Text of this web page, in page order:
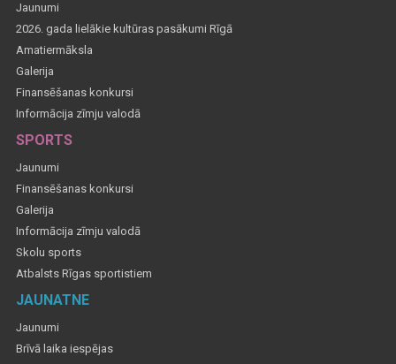
Jaunumi
2026. gada lielākie kultūras pasākumi Rīgā
Amatiermāksla
Galerija
Finansēšanas konkursi
Informācija zīmju valodā
SPORTS
Jaunumi
Finansēšanas konkursi
Galerija
Informācija zīmju valodā
Skolu sports
Atbalsts Rīgas sportistiem
JAUNATNE
Jaunumi
Brīvā laika iespējas